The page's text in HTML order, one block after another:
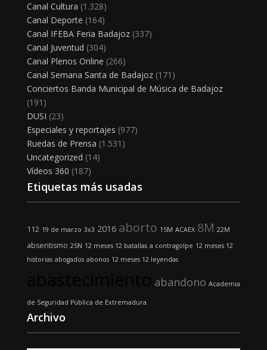
Canal Cultura (1.328)
Canal Deporte (164)
Canal IFEBA Feria Badajoz(337)
Canal Juventud (304)
Canal Plenos Online (266)
Canal Semana Santa de Badajoz(171)
Conciertos Banda Municipal de Música de Badajoz
(191)
DUSI (23)
Especiales y reportajes (977)
Ruedas de Prensa (1.531)
Uncategorized (14)
Vídeos 360 (187)
Etiquetas más usadas
112 19 de marzo 3x3 2016 aborto 15M ACAEX 8M 22M
absentismo 25N 12 meses 12 batallas a contragolpe 12 meses 12
historias abogados abonos 12 meses 12 leyendas
abandono Academia
de Seguridad Pública de Extremadura
Archivo